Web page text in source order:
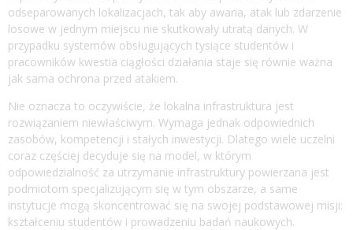
odseparowanych lokalizacjach, tak aby awaria, atak lub zdarzenie
losowe w jednym miejscu nie skutkowały utratą danych. W
przypadku systemów obsługujących tysiące studentów i
pracowników kwestia ciągłości działania staje się równie ważna
jak sama ochrona przed atakiem.
Nie oznacza to oczywiście, że lokalna infrastruktura jest
rozwiązaniem niewłaściwym. Wymaga jednak odpowiednich
zasobów, kompetencji i stałych inwestycji. Dlatego wiele uczelni
coraz częściej decyduje się na model, w którym
odpowiedzialność za utrzymanie infrastruktury powierzana jest
podmiotom specjalizującym się w tym obszarze, a same
instytucje mogą skoncentrować się na swojej podstawowej misji:
kształceniu studentów i prowadzeniu badań naukowych.